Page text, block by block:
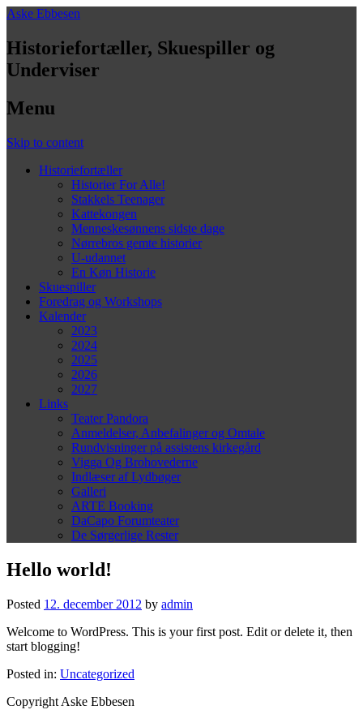
Aske Ebbesen
Historiefortæller, Skuespiller og
Underviser
Menu
Skip to content
Historiefortæller
Historier For Alle!
Stakkels Teenager
Kattekongen
Menneskesønnens sidste dage
Nørrebros gemte historier
U-udannet
En Køn Historie
Skuespiller
Foredrag og Workshops
Kalender
2023
2024
2025
2026
2027
Links
Teater Pandora
Anmeldelser, Anbefalinger og Omtale
Rundvisninger på assistens kirkegård
Vigga Og Brohovederne
Indlæser af Lydbøger
Galleri
ARTE Booking
DaCapo Forumteater
De Sørgerlige Rester
Hello world!
Posted 12. december 2012 by admin
Welcome to WordPress. This is your first post. Edit or delete it, then
start blogging!
Posted in: Uncategorized
Copyright Aske Ebbesen